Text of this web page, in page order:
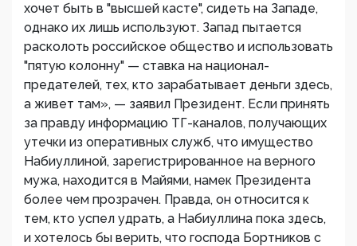
хочет быть в "высшей касте", сидеть на Западе,
однако их лишь используют. Запад пытается
расколоть российское общество и использовать
"пятую колонну" — ставка на национал-
предателей, тех, кто зарабатывает деньги здесь,
а живет там», — заявил Президент. Если принять
за правду информацию ТГ-каналов, получающих
утечки из оперативных служб, что имущество
Набиуллиной, зарегистрированное на верного
мужа, находится в Майями, намек Президента
более чем прозрачен. Правда, он относится к
тем, кто успел удрать, а Набиуллина пока здесь,
и хотелось бы верить, что господа Бортников с